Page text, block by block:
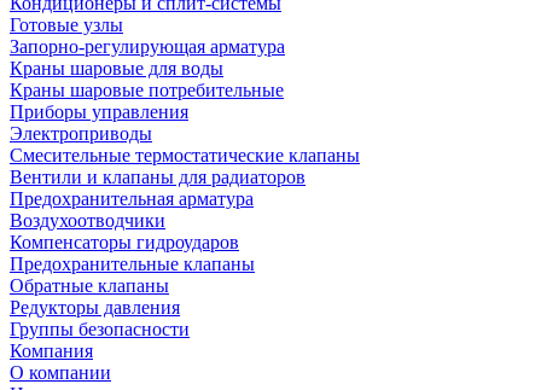
Готовые узлы
Запорно-регулирующая арматура
Краны шаровые для воды
Краны шаровые потребительные
Приборы управления
Электроприводы
Смесительные термостатические клапаны
Вентили и клапаны для радиаторов
Предохранительная арматура
Воздухоотводчики
Компенсаторы гидроударов
Предохранительные клапаны
Обратные клапаны
Редукторы давления
Группы безопасности
Компания
О компании